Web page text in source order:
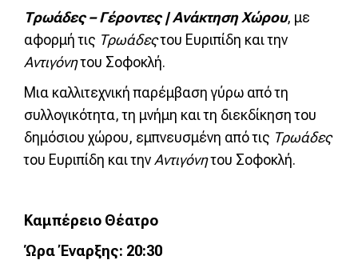
Τρωάδες – Γέροντες | Ανάκτηση Χώρου, με
αφορμή τις Τρωάδεςτου Ευριπίδη και την
Αντιγόνητου Σοφοκλή.
Μια καλλιτεχνική παρέμβαση γύρω από τη
συλλογικότητα, τη μνήμη και τη διεκδίκηση του
δημόσιου χώρου, εμπνευσμένη από τις Τρωάδες
του Ευριπίδη και τηνΑντιγόνητου Σοφοκλή.
Καμπέρειο Θέατρο
Ώρα Έναρξης: 20:30